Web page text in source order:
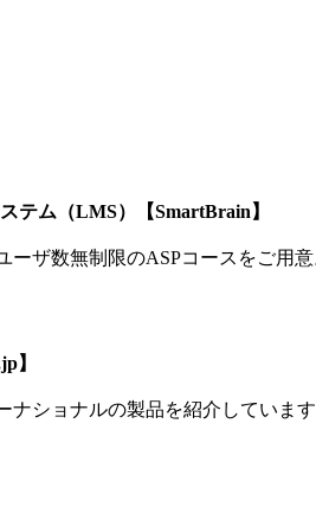
テム（LMS）【SmartBrain】
ーザ数無制限のASPコースをご用意
】
ショナルの製品を紹介しています